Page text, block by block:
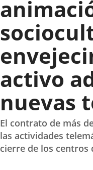
activo
nuevas
El contrato de más
las actividades
cierre de los centros